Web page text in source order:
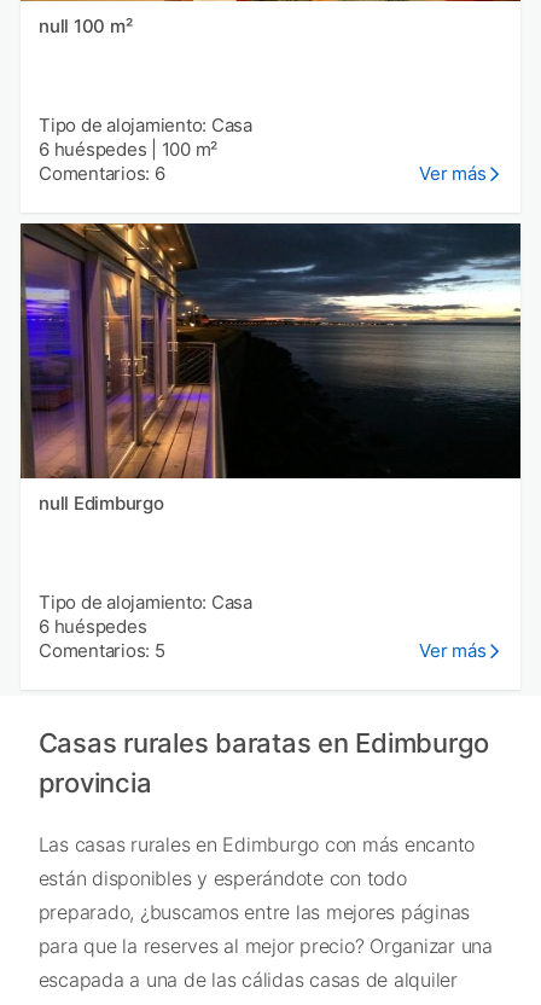
null 100 m²
Tipo de alojamiento: Casa
6 huéspedes
100 m²
Comentarios: 6
Ver más
null Edimburgo
Tipo de alojamiento: Casa
6 huéspedes
Comentarios: 5
Ver más
Casas rurales baratas en Edimburgo
provincia
Las casas rurales en Edimburgo con más encanto
están disponibles y esperándote con todo
preparado, ¿buscamos entre las mejores páginas
para que la reserves al mejor precio? Organizar una
escapada a una de las cálidas casas de alquiler